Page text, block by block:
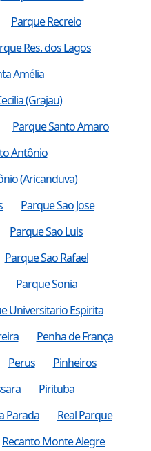
Parque Recreio
Res. dos Lagos
Amélia
(Grajau)
Parque Santo Amaro
Antônio
(Aricanduva)
Parque Sao Jose
Parque Sao Luis
Parque Sao Rafael
Parque Sonia
Universitario Espirita
Penha de França
Perus
Pinheiros
Pirituba
Parada
Real Parque
Recanto Monte Alegre